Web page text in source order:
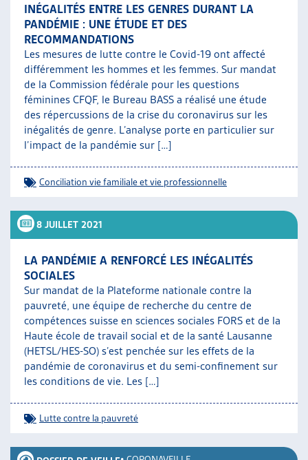
INÉGALITÉS ENTRE LES GENRES DURANT LA
PANDÉMIE : UNE ÉTUDE ET DES
RECOMMANDATIONS
Les mesures de lutte contre le Covid-19 ont affecté
différemment les hommes et les femmes. Sur mandat
de la Commission fédérale pour les questions
féminines CFQF, le Bureau BASS a réalisé une étude
des répercussions de la crise du coronavirus sur les
inégalités de genre. L’analyse porte en particulier sur
l’impact de la pandémie sur […]
Conciliation vie familiale et vie professionnelle
8 JUILLET 2021
LA PANDÉMIE A RENFORCÉ LES INÉGALITÉS
SOCIALES
Sur mandat de la Plateforme nationale contre la
pauvreté, une équipe de recherche du centre de
compétences suisse en sciences sociales FORS et de la
Haute école de travail social et de la santé Lausanne
(HETSL/HES-SO) s’est penchée sur les effets de la
pandémie de coronavirus et du semi-confinement sur
les conditions de vie. Les […]
Lutte contre la pauvreté